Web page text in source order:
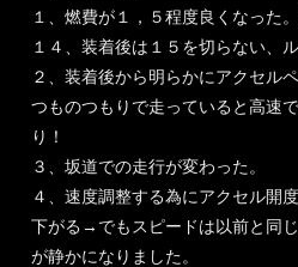
１、燃費が１，５程度良くなった
１４、装着後は１５を切らない、
２、装着後から明らかにアクセル
つものつもりで走っていると高速
り！
３、坂道での走行が変わった。
４、速度調整する為にアクセル開
下がる→でもスピードは以前と同
が静かになりました。